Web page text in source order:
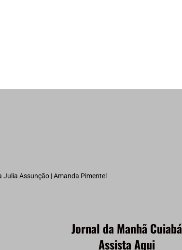
Assunção | Amanda Pimentel
Jornal da Manhã Cuiabá
Assista Aqui